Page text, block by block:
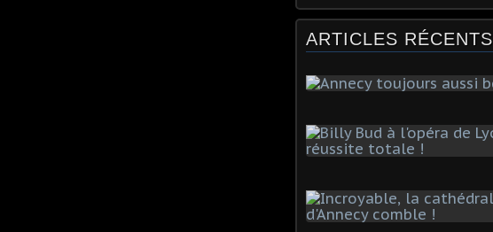
ARTICLES RÉCENTS